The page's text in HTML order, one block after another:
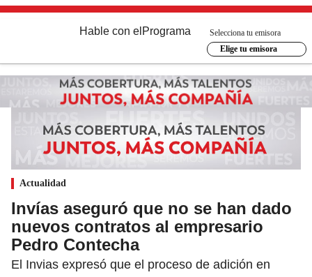
Hable con el Programa
Selecciona tu emisora
Elige tu emisora
Actualidad
Invías aseguró que no se han dado
nuevos contratos al empresario
Pedro Contecha
El Invias expresó que el proceso de adición en